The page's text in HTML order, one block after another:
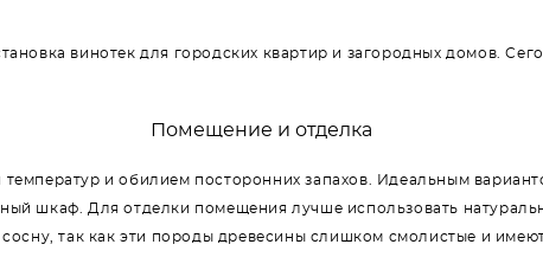
винотек для городских квартир и загородных домов.
Помещение и отделка
и обилием посторонних запахов. Идеальным
шкаф. Для отделки помещения лучше использовать
так как эти породы древесины слишком смолистые и